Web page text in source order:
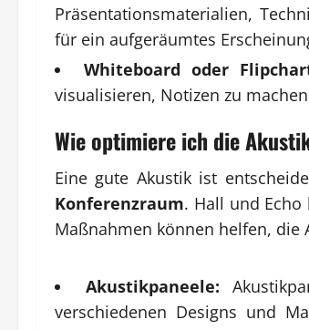
Präsentationsmaterialien,
für ein aufgeräumtes
Whiteboard oder
visualisieren, Notizen zu
Wie optimiere ich die
Eine gute Akustik ist
Konferenzraum. Hall und
Maßnahmen können helfen, die
Akustikpaneele:
verschiedenen Designs und